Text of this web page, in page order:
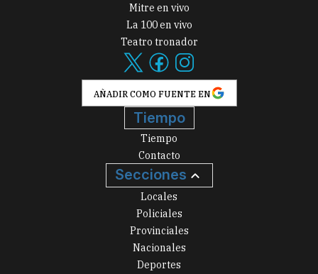
Mitre en vivo
La 100 en vivo
Teatro tronador
AÑADIR COMO FUENTE EN
Tiempo
Tiempo
Contacto
Secciones
Locales
Policiales
Provinciales
Nacionales
Deportes